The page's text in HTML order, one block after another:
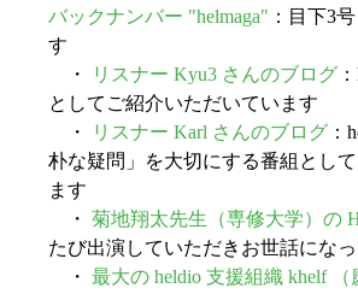
バックナンバー "helmaga" ：目下3
す
・
リスナー Kyu3 さんのブログ
としてご紹介いただいています
・
リスナー Karl さんのブログ ：
朴な疑問」を大切にする番組とし
ます
・ 菊地翔太先生（専修大学）の
たび出演していただきお世話にな
・ 最大の heldio 支援組織 khelf